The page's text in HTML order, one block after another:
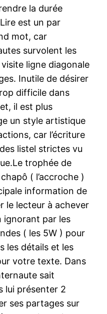
la durée
est un par
mot, car
survolent les
ligne diagonale
Inutile de désirer
difficile dans
il est plus
un style artistique
car l’écriture
listel strictes vu
trophée de
( l’accroche )
information de
le lecteur à achever
ignorant par les
( les 5W ) pour
les détails et les
votre texte. Dans
sait
lui présenter 2
ses partages sur